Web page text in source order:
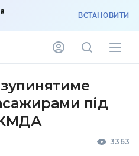
ВСТАНОВИТИ
зупинятиме
під
3363